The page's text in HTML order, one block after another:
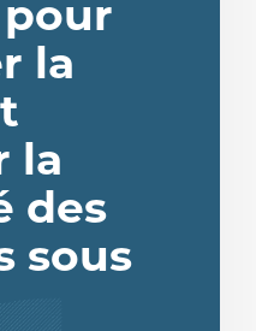
la
la
des
sous